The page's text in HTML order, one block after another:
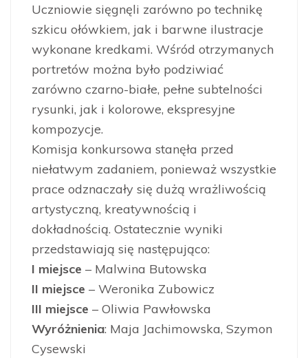
Uczniowie sięgnęli zarówno po technikę
szkicu ołówkiem, jak i barwne ilustracje
wykonane kredkami. Wśród otrzymanych
portretów można było podziwiać
zarówno czarno-białe, pełne subtelności
rysunki, jak i kolorowe, ekspresyjne
kompozycje.
Komisja konkursowa stanęła przed
niełatwym zadaniem, ponieważ wszystkie
prace odznaczały się dużą wrażliwością
artystyczną, kreatywnością i
dokładnością. Ostatecznie wyniki
przedstawiają się następująco:
I miejsce – Malwina Butowska
II miejsce – Weronika Zubowicz
III miejsce – Oliwia Pawłowska
Wyróżnienia: Maja Jachimowska, Szymon
Cysewski